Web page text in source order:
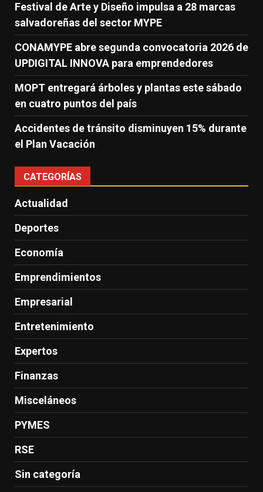
Festival de Arte y Diseño impulsa a 28 marcas
salvadoreñas del sector MYPE
CONAMYPE abre segunda convocatoria 2026 de
UPDIGITAL INNOVA para emprendedores
MOPT entregará árboles y plantas este sábado
en cuatro puntos del país
Accidentes de tránsito disminuyen 15% durante
el Plan Vacación
CATEGORÍAS
Actualidad
Deportes
Economía
Emprendimientos
Empresarial
Entretenimiento
Expertos
Finanzas
Misceláneos
PYMES
RSE
Sin categoría